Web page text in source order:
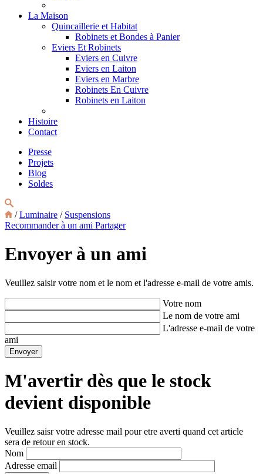
La Maison
Quincaillerie et Habitat
Robinets et Bondes à Panier
Eviers Et Robinets
Eviers en Cuivre
Eviers en Laiton
Eviers en Marbre
Robinets En Cuivre
Robinets en Laiton
Histoire
Contact
Presse
Projets
Blog
Soldes
/Luminaire / Suspensions
Recommander à un ami Partager
Envoyer à un ami
Veuillez saisir votre nom et le nom et l'adresse e-mail de votre amis.
Votre nom
Le nom de votre ami
L'adresse e-mail de votre
ami
M'avertir dès que le stock
devient disponible
Veuillez saisr votre adresse mail pour etre averti quand cet article
sera de retour en stock.
Nom
Adresse email